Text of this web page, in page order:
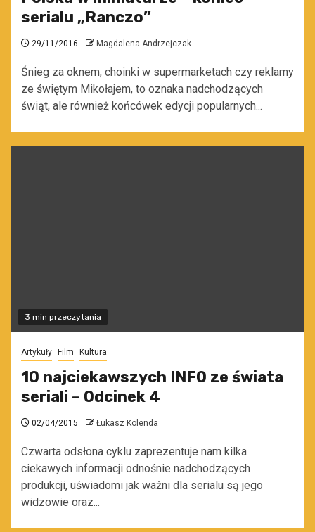
serialu „Ranczo”
29/11/2016 Magdalena Andrzejczak
Śnieg za oknem, choinki w supermarketach czy reklamy
ze świętym Mikołajem, to oznaka nadchodzących
świąt, ale również końcówek edycji popularnych...
3 min przeczytania
Artykuły Film Kultura
10 najciekawszych INFO ze świata
seriali – Odcinek 4
02/04/2015 Łukasz Kolenda
Czwarta odsłona cyklu zaprezentuje nam kilka
ciekawych informacji odnośnie nadchodzących
produkcji, uświadomi jak ważni dla serialu są jego
widzowie oraz...